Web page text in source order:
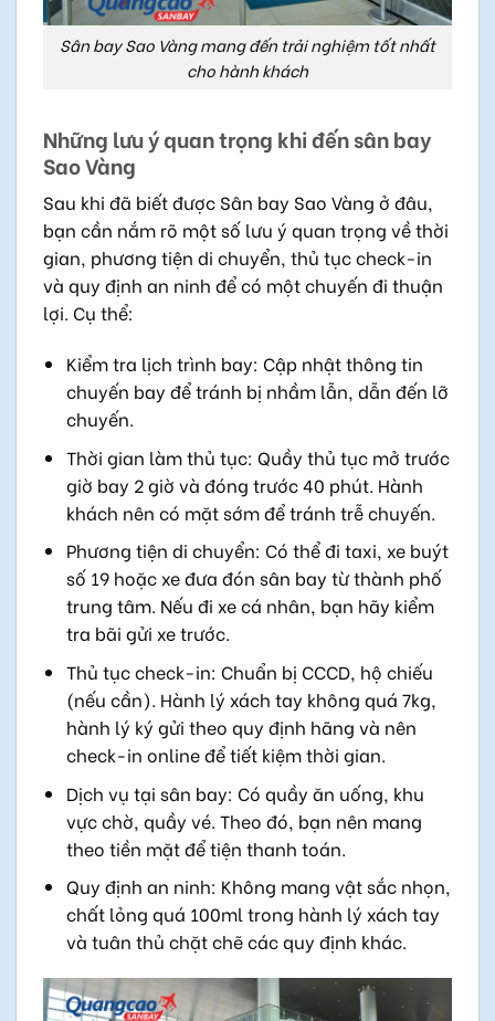
Sân bay Sao Vàng mang đến trải nghiệm tốt nhất
cho hành khách
Những lưu ý quan trọng khi đến sân bay
Sao Vàng
Sau khi đã biết được Sân bay Sao Vàng ở đâu,
bạn cần nắm rõ một số lưu ý quan trọng về thời
gian, phương tiện di chuyển, thủ tục check-in
và quy định an ninh để có một chuyến đi thuận
lợi. Cụ thể:
Kiểm tra lịch trình bay: Cập nhật thông tin
chuyến bay để tránh bị nhầm lẫn, dẫn đến lỡ
chuyến.
Thời gian làm thủ tục: Quầy thủ tục mở trước
giờ bay 2 giờ và đóng trước 40 phút. Hành
khách nên có mặt sớm để tránh trễ chuyến.
Phương tiện di chuyển: Có thể đi taxi, xe buýt
số 19 hoặc xe đưa đón sân bay từ thành phố
trung tâm. Nếu đi xe cá nhân, bạn hãy kiểm
tra bãi gửi xe trước.
Thủ tục check-in: Chuẩn bị CCCD, hộ chiếu
(nếu cần). Hành lý xách tay không quá 7kg,
hành lý ký gửi theo quy định hãng và nên
check-in online để tiết kiệm thời gian.
Dịch vụ tại sân bay: Có quầy ăn uống, khu
vực chờ, quầy vé. Theo đó, bạn nên mang
theo tiền mặt để tiện thanh toán.
Quy định an ninh: Không mang vật sắc nhọn,
chất lỏng quá 100ml trong hành lý xách tay
và tuân thủ chặt chẽ các quy định khác.